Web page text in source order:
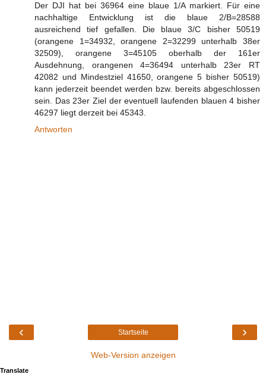
Der DJI hat bei 36964 eine blaue 1/A markiert. Für eine
nachhaltige Entwicklung ist die blaue 2/B=28588
ausreichend tief gefallen. Die blaue 3/C bisher 50519
(orangene 1=34932, orangene 2=32299 unterhalb 38er
32509), orangene 3=45105 oberhalb der 161er
Ausdehnung, orangenen 4=36494 unterhalb 23er RT
42082 und Mindestziel 41650, orangene 5 bisher 50519)
kann jederzeit beendet werden bzw. bereits abgeschlossen
sein. Das 23er Ziel der eventuell laufenden blauen 4 bisher
46297 liegt derzeit bei 45343.
Antworten
‹ ›
Startseite
Web-Version anzeigen
Translate